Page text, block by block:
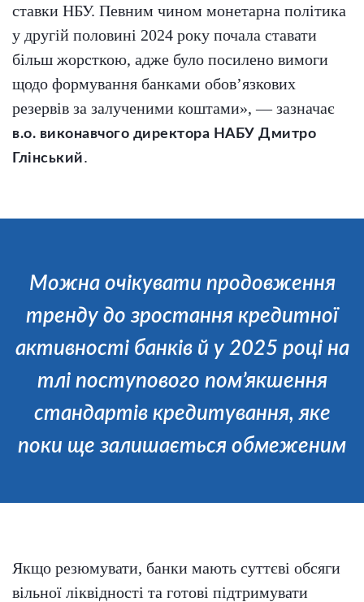
ставки НБУ. Певним чином монетарна політика
у другій половині 2024 року почала ставати
більш жорсткою, адже було посилено вимоги
щодо формування банками обов’язкових
резервів за залученими коштами», — зазначає
в.о. виконавчого директора НАБУ Дмитро
Глінський.
Можна очікувати продовження
тренду до зростання кредитної
активності банків й у 2025 році на
тлі поступового пом’якшення
стандартів кредитування, яке
поки ще залишається обмеженим
Якщо резюмувати, банки мають суттєві обсяги
вільної ліквідності та готові підтримувати